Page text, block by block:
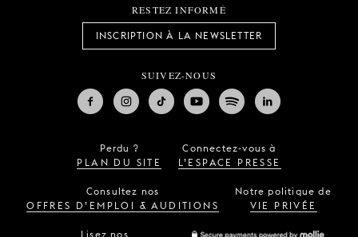
RESTEZ INFORMÉ
INSCRIPTION À LA NEWSLETTER
SUIVEZ-NOUS
Perdu ?
PLAN DU SITE
Connectez-vous à
L’ESPACE PRESSE
Consultez nos
OFFRES D’EMPLOI & AUDITIONS
Notre politique de
VIE PRIVÉE
Lisez nos